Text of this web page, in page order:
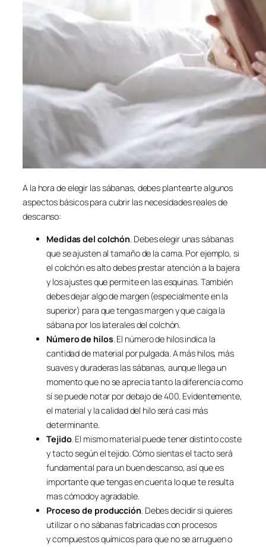
A la hora de elegir las sábanas, debes plantearte algunos
aspectos básicos para cubrir las necesidades reales de
descanso:
Medidas del colchón. Debes elegir unas sábanas
que se ajusten al tamaño de la cama. Por ejemplo, si
el colchón es alto debes prestar atención a la bajera
y los ajustes que permite en las esquinas. También
debes dejar algo de margen (especialmente en la
superior) para que tengas margen y que caiga la
sábana por los laterales del colchón.
Número de hilos. El número de hilos indica la
cantidad de material por pulgada. A más hilos, más
suaves y duraderas las sábanas, aunque llega un
momento que no se aprecia tanto la diferencia como
sí se puede notar por debajo de 400. Evidentemente,
el material y la calidad del hilo será casi más
determinante.
Tejido. El mismo material puede tener distinto coste
y tacto según el tejido. Cómo sientas el tacto será
fundamental para un buen descanso, así que es
importante que tengas en cuenta lo que te resulta
mas cómodoy agradable.
Proceso de producción. Debes decidir si quieres
utilizar o no sábanas fabricadas con procesos
y compuestos químicos para que no se arruguen o